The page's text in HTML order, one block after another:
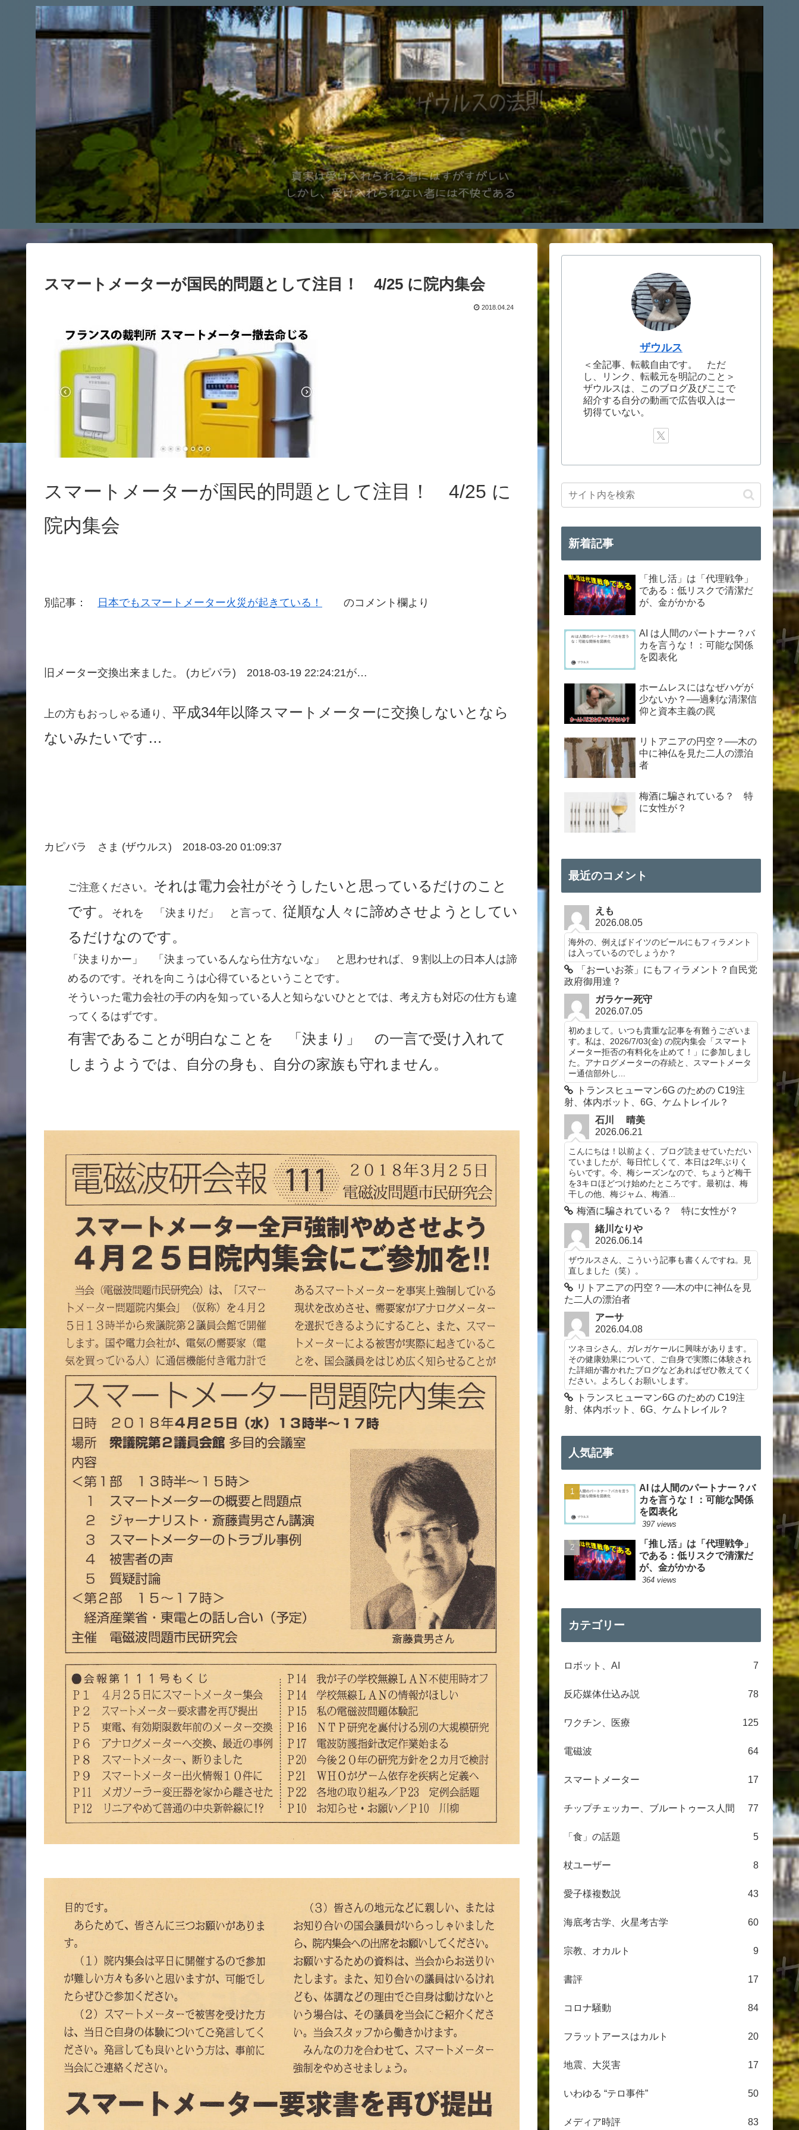
スマートメーターが国民的問題として注目！ 4/25 に院内集会
2018.04.24
スマートメーターが国民的問題として注目！ 4/25 に
院内集会
別記事： 日本でもスマートメーター火災が起きている！ のコメント欄より
旧メーター交換出来ました。 (カピバラ) 2018-03-19 22:24:21が…
上の方もおっしゃる通り、 平成34年以降スマートメーターに交換しないとなら
ないみたいです…
カピバラ さま (ザウルス) 2018-03-20 01:09:37
ご注意ください。 それは電力会社がそうしたいと思っているだけのこと
です。
それを 「決まりだ」 と言って、 従順な人々に諦めさせようとしてい
るだけなのです。
「決まりかー」 「決まっているんなら仕方ないな」 と思わせれば、９割以上の日本人は諦
めるのです。それを向こうは心得ているということです。
そういった電力会社の手の内を知っている人と知らないひととでは、考え方も対応の仕方も違
ってくるはずです。
有害であることが明白なことを 「決まり」 の一言で受け入れて
しまうようでは、自分の身も、自分の家族も守れません。
ザウルス
＜全記事、転載自由です。 ただ
し、リンク、転載元を明記のこと＞
ザウルスは、このブログ及びここで
紹介する自分の動画で広告収入は一
切得ていない。
新着記事
「推し活」は「代理戦争」
である：低リスクで清潔だ
が、金がかかる
AI は人間のパートナー？バ
カを言うな！：可能な関係
を図表化
ホームレスにはなぜハゲが
少ないか？──過剰な清潔信
仰と資本主義の罠
リトアニアの円空？──木の
中に神仏を見た二人の漂泊
者
梅酒に騙されている？ 特
に女性が？
最近のコメント
えも
2026.08.05
海外の、例えばドイツのビールにもフィラメント
は入っているのでしょうか？
「おーいお茶」にもフィラメント？自民党
政府御用達？
ガラケー死守
2026.07.05
初めまして。いつも貴重な記事を有難うございま
す。私は、2026/7/03(金) の院内集会「スマート
メーター拒否の有料化を止めて！」に参加しまし
た。アナログメーターの存続と、スマートメータ
ー通信部外し...
トランスヒューマン6G のための C19注
射、体内ボット、6G、ケムトレイル？
石川 晴美
2026.06.21
こんにちは！以前よく、ブログ読ませていただい
ていましたが、毎日忙しくて、本日は2年ぶりく
らいです。今、梅シーズンなので、ちょうど梅干
を3キロほどつけ始めたところです。最初は、梅
干しの他、梅ジャム、梅酒...
梅酒に騙されている？ 特に女性が？
緒川なりや
2026.06.14
ザウルスさん、こういう記事も書くんですね。見
直しました（笑）。
リトアニアの円空？──木の中に神仏を見
た二人の漂泊者
アーサ
2026.04.08
ツネヨシさん、ガレガケールに興味があります。
その健康効果について、ご自身で実際に体験され
た詳細が書かれたブログなどあればぜひ教えてく
ださい。よろしくお願いします。
トランスヒューマン6G のための C19注
射、体内ボット、6G、ケムトレイル？
人気記事
AI は人間のパートナー？バ
カを言うな！：可能な関係
を図表化
397 views
「推し活」は「代理戦争」
である：低リスクで清潔だ
が、金がかかる
364 views
カテゴリー
ロボット、AI 7
反応媒体仕込み説 78
ワクチン、医療 125
電磁波 64
スマートメーター 17
チップチェッカー、ブルートゥース人間 77
「食」の話題 5
杖ユーザー 8
愛子様複数説 43
海底考古学、火星考古学 60
宗教、オカルト 9
書評 17
コロナ騒動 84
フラットアースはカルト 20
地震、大災害 17
いわゆる “テロ事件” 50
メディア時評 83